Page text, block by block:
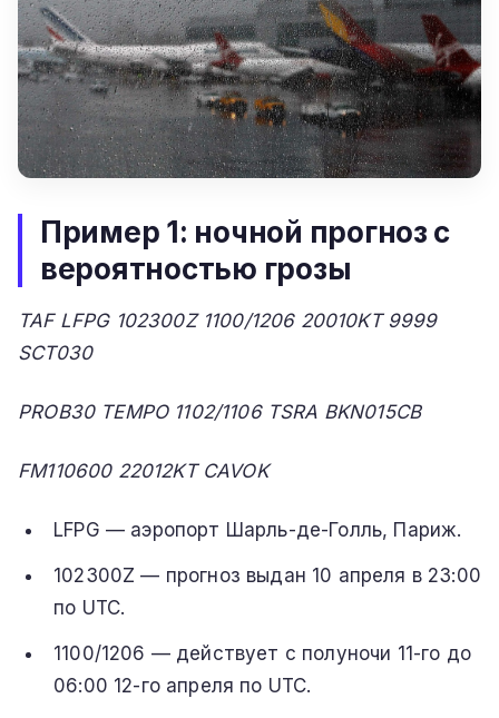
Пример 1: ночной прогноз с
вероятностью грозы
TAF LFPG 102300Z 1100/1206 20010KT 9999
SCT030
PROB30 TEMPO 1102/1106 TSRA BKN015CB
FM110600 22012KT CAVOK
LFPG — аэропорт Шарль-де-Голль, Париж.
102300Z — прогноз выдан 10 апреля в 23:00
по UTC.
1100/1206 — действует с полуночи 11-го до
06:00 12-го апреля по UTC.